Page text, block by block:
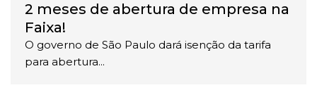
2 meses de abertura de empresa na
Faixa!
O governo de São Paulo dará isenção da tarifa
para abertura...